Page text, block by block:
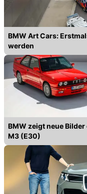
BMW Art Cars:
werden
BMW zeigt neue
M3 (E30)